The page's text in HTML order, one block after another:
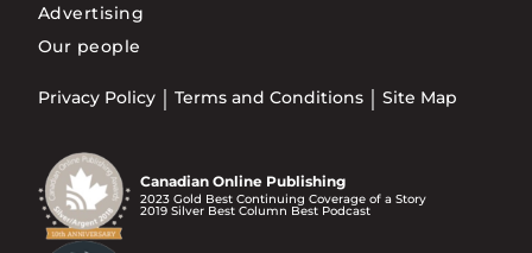
Advertising
Our people
Privacy Policy Terms and Conditions Site Map
Canadian Online Publishing
2023 Gold Best Continuing Coverage of a Story
2019 Silver Best Column Best Podcast